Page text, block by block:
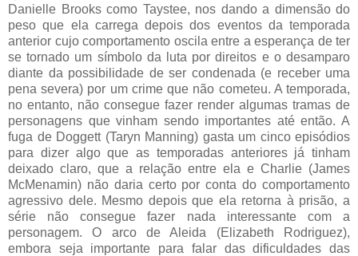
Danielle Brooks como Taystee, nos dando a dimensão do
peso que ela carrega depois dos eventos da temporada
anterior cujo comportamento oscila entre a esperança de ter
se tornado um símbolo da luta por direitos e o desamparo
diante da possibilidade de ser condenada (e receber uma
pena severa) por um crime que não cometeu. A temporada,
no entanto, não consegue fazer render algumas tramas de
personagens que vinham sendo importantes até então. A
fuga de Doggett (Taryn Manning) gasta um cinco episódios
para dizer algo que as temporadas anteriores já tinham
deixado claro, que a relação entre ela e Charlie (James
McMenamin) não daria certo por conta do comportamento
agressivo dele. Mesmo depois que ela retorna à prisão, a
série não consegue fazer nada interessante com a
personagem. O arco de Aleida (Elizabeth Rodriguez),
embora seja importante para falar das dificuldades das